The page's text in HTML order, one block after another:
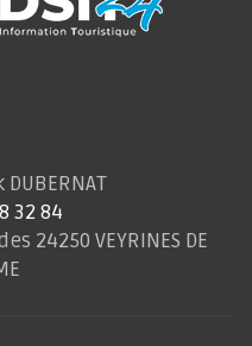
32 84
24250 VEYRINES DE